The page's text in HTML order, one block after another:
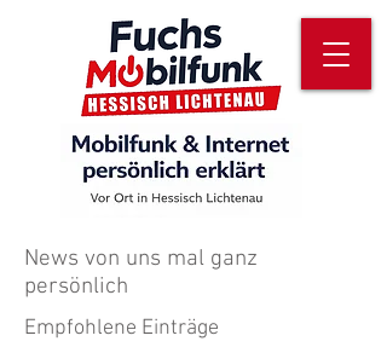
News von uns mal ganz
persönlich
Empfohlene Einträge